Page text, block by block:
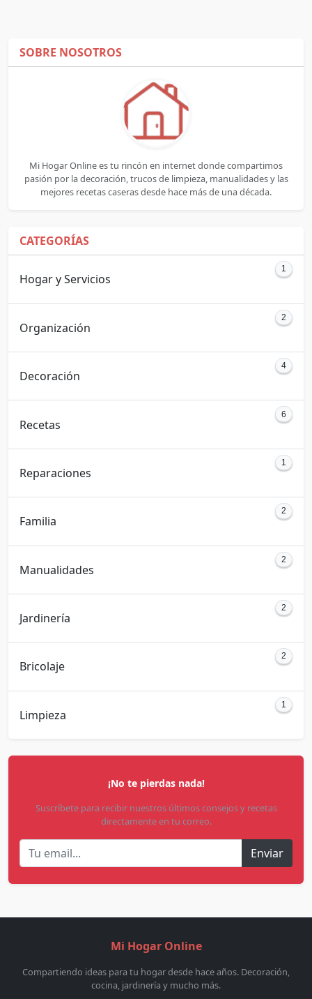
SOBRE NOSOTROS
Mi Hogar Online es tu rincón en internet donde compartimos
pasión por la decoración, trucos de limpieza, manualidades y las
mejores recetas caseras desde hace más de una década.
CATEGORÍAS
Hogar y Servicios
1
Organización
2
Decoración
4
Recetas
6
Reparaciones
1
Familia
2
Manualidades
2
Jardinería
2
Bricolaje
2
Limpieza
1
¡No te pierdas nada!
Suscríbete para recibir nuestros últimos consejos y recetas
directamente en tu correo.
Enviar
Mi Hogar Online
Compartiendo ideas para tu hogar desde hace años. Decoración,
cocina, jardinería y mucho más.